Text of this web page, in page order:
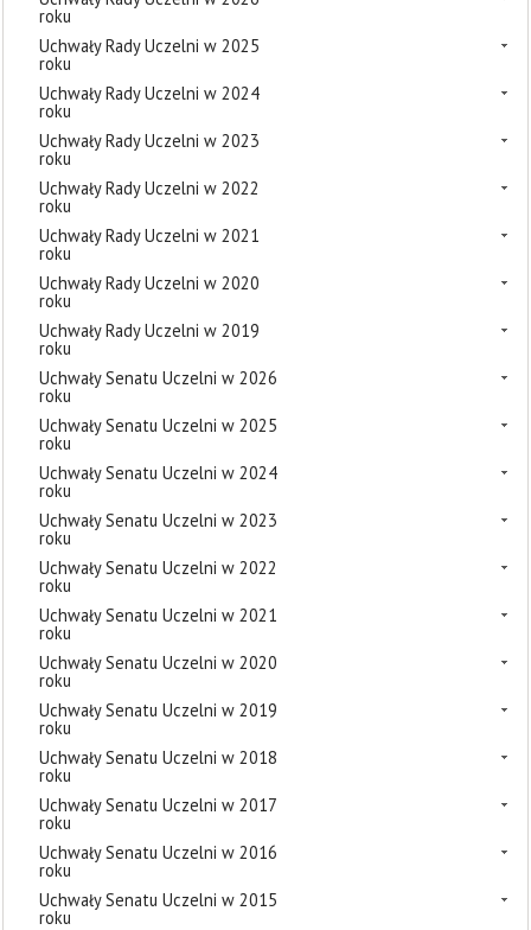
roku
Uchwały Rady Uczelni w 2025
roku
Uchwały Rady Uczelni w 2024
roku
Uchwały Rady Uczelni w 2023
roku
Uchwały Rady Uczelni w 2022
roku
Uchwały Rady Uczelni w 2021
roku
Uchwały Rady Uczelni w 2020
roku
Uchwały Rady Uczelni w 2019
roku
Uchwały Senatu Uczelni w 2026
roku
Uchwały Senatu Uczelni w 2025
roku
Uchwały Senatu Uczelni w 2024
roku
Uchwały Senatu Uczelni w 2023
roku
Uchwały Senatu Uczelni w 2022
roku
Uchwały Senatu Uczelni w 2021
roku
Uchwały Senatu Uczelni w 2020
roku
Uchwały Senatu Uczelni w 2019
roku
Uchwały Senatu Uczelni w 2018
roku
Uchwały Senatu Uczelni w 2017
roku
Uchwały Senatu Uczelni w 2016
roku
Uchwały Senatu Uczelni w 2015
roku